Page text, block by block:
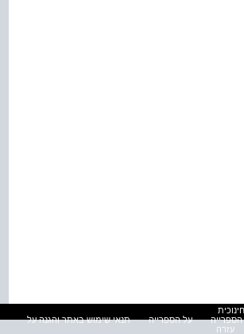
הספרייה על הספרייה
תנאי שימוש באתר והגנה על
עזרה